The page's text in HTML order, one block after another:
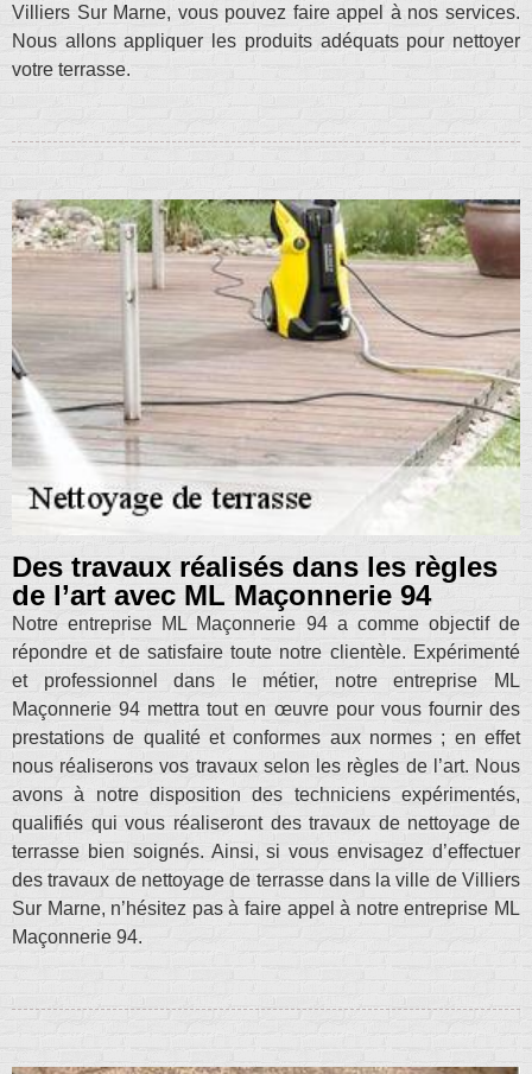
Villiers Sur Marne, vous pouvez faire appel à nos services.
Nous allons appliquer les produits adéquats pour nettoyer
votre terrasse.
Des travaux réalisés dans les règles
de l’art avec ML Maçonnerie 94
Notre entreprise ML Maçonnerie 94 a comme objectif de
répondre et de satisfaire toute notre clientèle. Expérimenté
et professionnel dans le métier, notre entreprise ML
Maçonnerie 94 mettra tout en œuvre pour vous fournir des
prestations de qualité et conformes aux normes ; en effet
nous réaliserons vos travaux selon les règles de l’art. Nous
avons à notre disposition des techniciens expérimentés,
qualifiés qui vous réaliseront des travaux de nettoyage de
terrasse bien soignés. Ainsi, si vous envisagez d’effectuer
des travaux de nettoyage de terrasse dans la ville de Villiers
Sur Marne, n’hésitez pas à faire appel à notre entreprise ML
Maçonnerie 94.